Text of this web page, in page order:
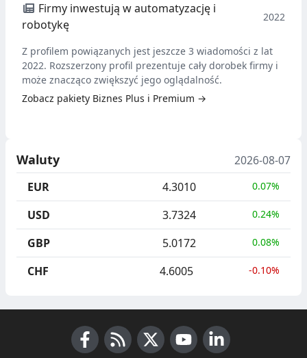
Firmy inwestują w automatyzację i
robotykę
2022
Z profilem powiązanych jest jeszcze 3 wiadomości z lat
2022. Rozszerzony profil prezentuje cały dorobek firmy i
może znacząco zwiększyć jego oglądalność.
Zobacz pakiety Biznes Plus i Premium →
Waluty
2026-08-07
EUR
4.3010 0.07%
USD 3.7324 0.24%
GBP 5.0172 0.08%
CHF 4.6005 -0.10%